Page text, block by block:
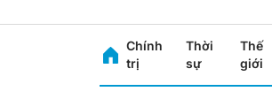
Chính
trị
Thời
sự
Thế
giới